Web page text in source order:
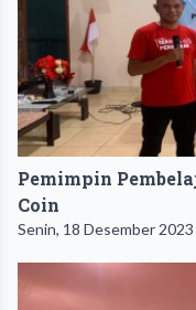
Pemimpin
Coin
Senin, 18 Desember 2023